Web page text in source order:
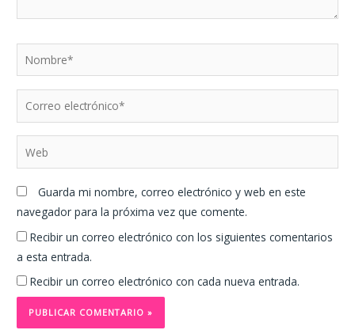
Nombre*
Correo
electrónico*
Guarda mi nombre, correo electrónico y web en este
navegador para la próxima vez que comente.
Recibir un correo electrónico con los siguientes comentarios
a esta entrada.
Recibir un correo electrónico con cada nueva entrada.